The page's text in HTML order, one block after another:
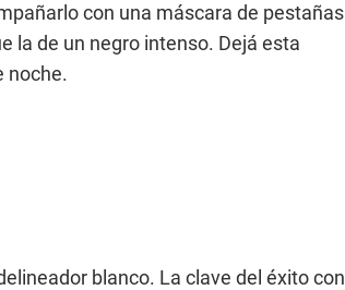
con una máscara de pestañas
la de un negro intenso. Dejá esta
noche.
blanco. La clave del éxito con